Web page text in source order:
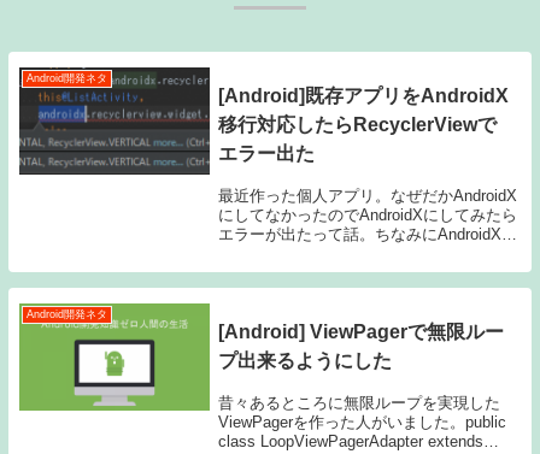
Android開発ネタ
[Android]既存アプリをAndroidX
移行対応したらRecyclerViewで
エラー出た
最近作った個人アプリ。なぜだかAndroidX
にしてなかったのでAndroidXにしてみたら
エラーが出たって話。ちなみにAndroidXに
ｗAndroidXに移行とてもとても簡単。
Refactor→Mi...
Android開発ネタ
[Android] ViewPagerで無限ルー
プ出来るようにした
昔々あるところに無限ループを実現した
ViewPagerを作った人がいました。public
class LoopViewPagerAdapter extends